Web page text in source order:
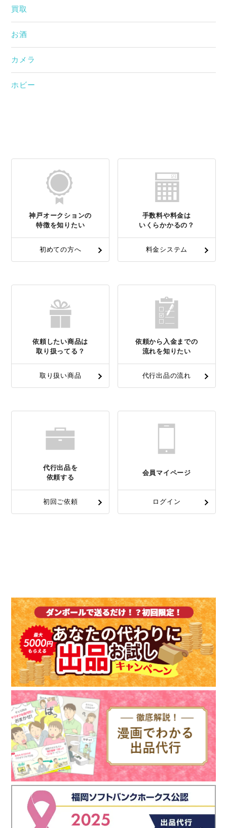
買取
お酒
カメラ
ホビー
神戸オークションの
特徴を知りたい
初めての方へ
手数料や料金は
いくらかかるの？
料金システム
依頼したい商品は
取り扱ってる？
取り扱い商品
依頼から入金までの
流れを知りたい
代行出品の流れ
代行出品を
依頼する
初回ご依頼
会員マイページ
ログイン